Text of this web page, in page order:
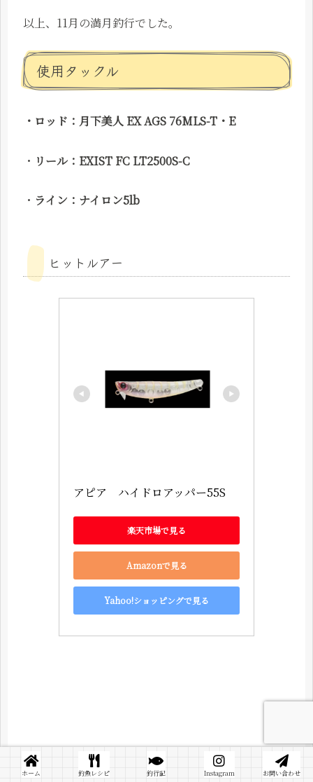
以上、11月の満月釣行でした。
使用タックル
・ロッド：月下美人 EX AGS 76MLS-T・E
・ リール： EXIST FC LT2500S-C
・ ライン：ナイロン5lb
ヒットルアー
アピア　ハイドロアッパー55S
楽天市場で見る
Amazonで見る
Yahoo!ショッピングで見る
最後までお読み頂きありがとうございました。
ホーム 釣魚レシピ 釣行記 Instagram お問い合わせ